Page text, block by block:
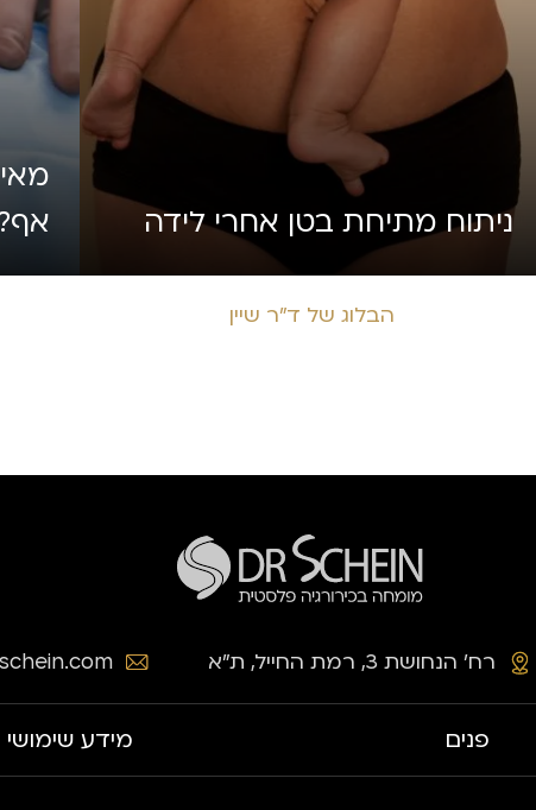
ניתוח מתיחת בטן אחרי לידה
הבלוג של ד״ר שיין
רח׳ הנחושת 3, רמת החייל, ת״א
פנים מידע שימושי